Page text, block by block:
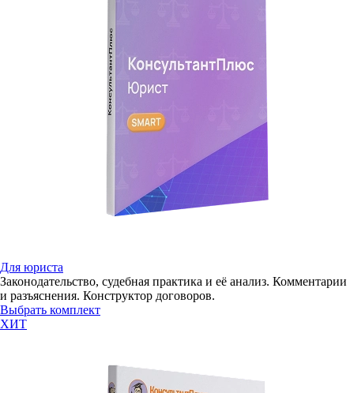
Для юриста
Законодательство, судебная практика и её анализ. Комментарии
и разъяснения. Конструктор договоров.
Выбрать комплект
ХИТ